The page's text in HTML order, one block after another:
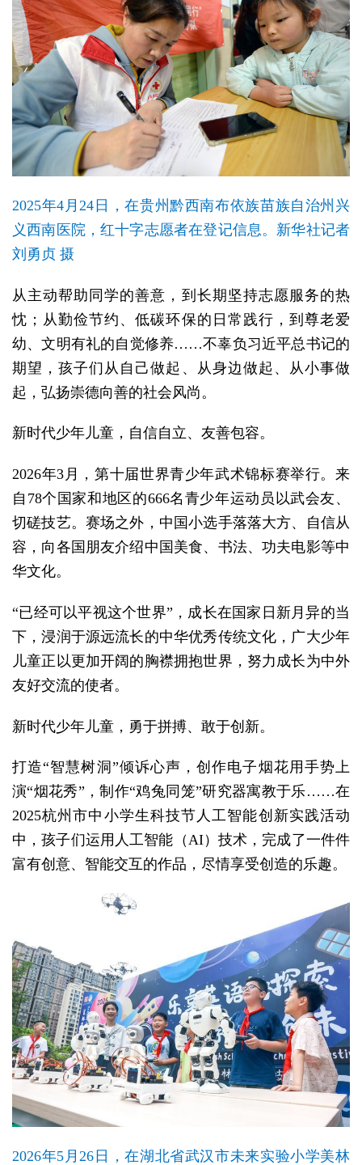
2025年4月24日，在贵州黔西南布依族苗族自治州兴
义西南医院，红十字志愿者在登记信息。新华社记者
刘勇贞 摄
从主动帮助同学的善意，到长期坚持志愿服务的热
忱；从勤俭节约、低碳环保的日常践行，到尊老爱
幼、文明有礼的自觉修养……不辜负习近平总书记的
期望，孩子们从自己做起、从身边做起、从小事做
起，弘扬崇德向善的社会风尚。
新时代少年儿童，自信自立、友善包容。
2026年3月，第十届世界青少年武术锦标赛举行。来
自78个国家和地区的666名青少年运动员以武会友、
切磋技艺。赛场之外，中国小选手落落大方、自信从
容，向各国朋友介绍中国美食、书法、功夫电影等中
华文化。
“已经可以平视这个世界”，成长在国家日新月异的当
下，浸润于源远流长的中华优秀传统文化，广大少年
儿童正以更加开阔的胸襟拥抱世界，努力成长为中外
友好交流的使者。
新时代少年儿童，勇于拼搏、敢于创新。
打造“智慧树洞”倾诉心声，创作电子烟花用手势上
演“烟花秀”，制作“鸡兔同笼”研究器寓教于乐……在
2025杭州市中小学生科技节人工智能创新实践活动
中，孩子们运用人工智能（AI）技术，完成了一件件
富有创意、智能交互的作品，尽情享受创造的乐趣。
2026年5月26日，在湖北省武汉市未来实验小学美林